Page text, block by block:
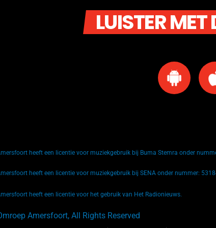
LUISTER MET
heeft een licentie voor muziekgebruik bij Buma Stemra onder
heeft een licentie voor muziekgebruik bij SENA onder nummer:
heeft een licentie voor het gebruik van Het Radionieuws.
Amersfoort, All Rights Reserved